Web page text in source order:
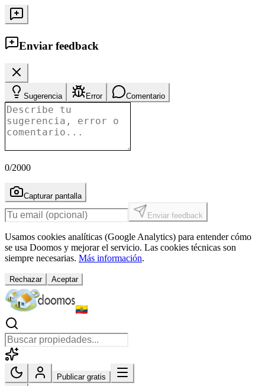
Enviar feedback
Sugerencia Error Comentario
0/2000
Capturar pantalla
Enviar feedback
Usamos cookies analíticas (Google Analytics) para entender cómo
se usa Doomos y mejorar el servicio. Las cookies técnicas son
siempre necesarias. Más información.
Rechazar Aceptar
Publicar gratis